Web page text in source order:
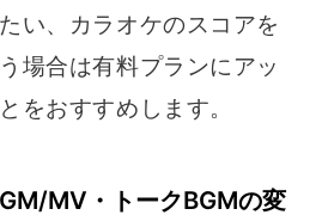
い、カラオケのスコアを
場合は有料プランにアッ
をおすすめします。
MV・トークBGMの変